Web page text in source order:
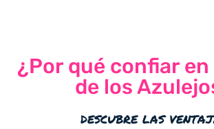
¿Por qué confiar en
de los
descubre las